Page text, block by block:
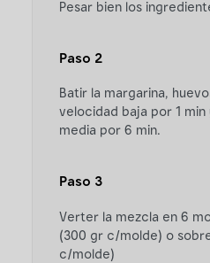
Pesar bien los
Paso 2
Batir la margarina,
velocidad baja por 1
media por 6 min.
Paso 3
Verter la mezcla en 6
(300 gr c/molde) o
c/molde)